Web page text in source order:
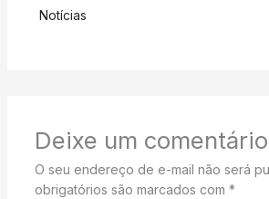
Notícias
Deixe um comentário
O seu endereço de e-mail não será
obrigatórios são marcados com *